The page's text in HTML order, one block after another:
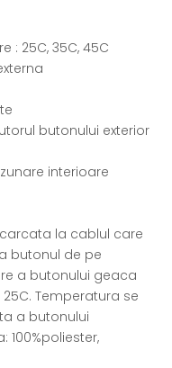
: 25C, 35C, 45C
butonului exterior
interioare
la cablul care
butonul de pe
a butonului geaca
Temperatura se
a butonului
100%poliester,